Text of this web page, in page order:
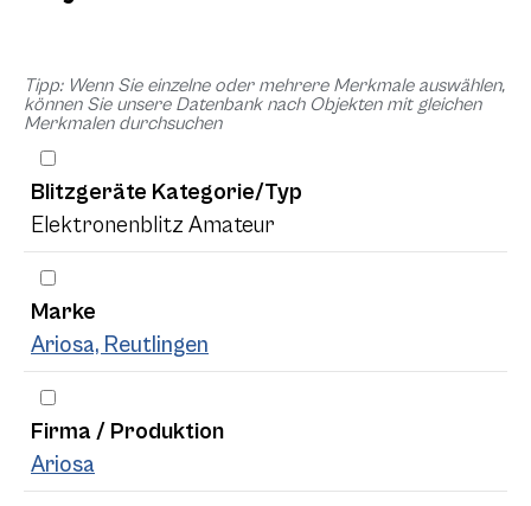
Tipp: Wenn Sie einzelne oder mehrere Merkmale auswählen,
können Sie unsere Datenbank nach Objekten mit gleichen
Merkmalen durchsuchen
Blitzgeräte Kategorie/Typ
Elektronenblitz Amateur
Marke
Ariosa, Reutlingen
Firma / Produktion
Ariosa